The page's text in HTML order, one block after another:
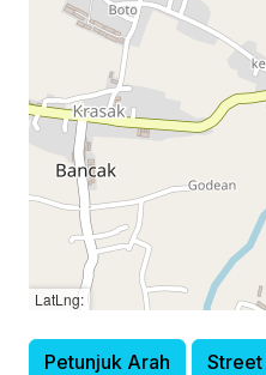
LatLng:
Petunjuk Arah